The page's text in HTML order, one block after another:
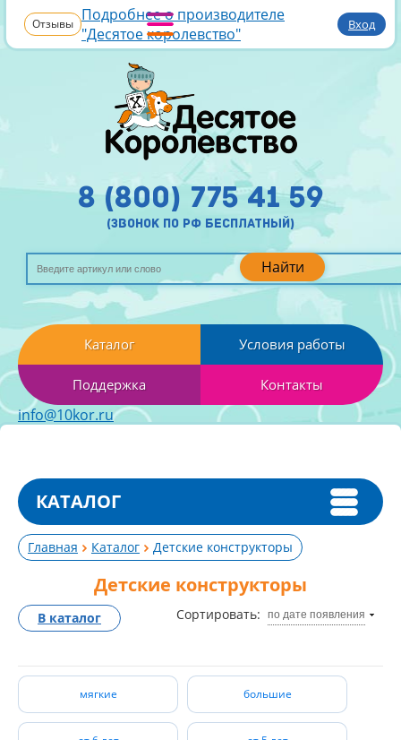
Отзывы Подробнее о производителе
"Десятое королевство"
Вход
Найти
8 (800) 775 41 59
(звонок по рф бесплатный)
Каталог Условия работы
Поддержка Контакты
info@10kor.ru
КАТАЛОГ
Главная Каталог Детские конструкторы
Детские конструкторы
Сортировать: по дате появления
В каталог
мягкие большие